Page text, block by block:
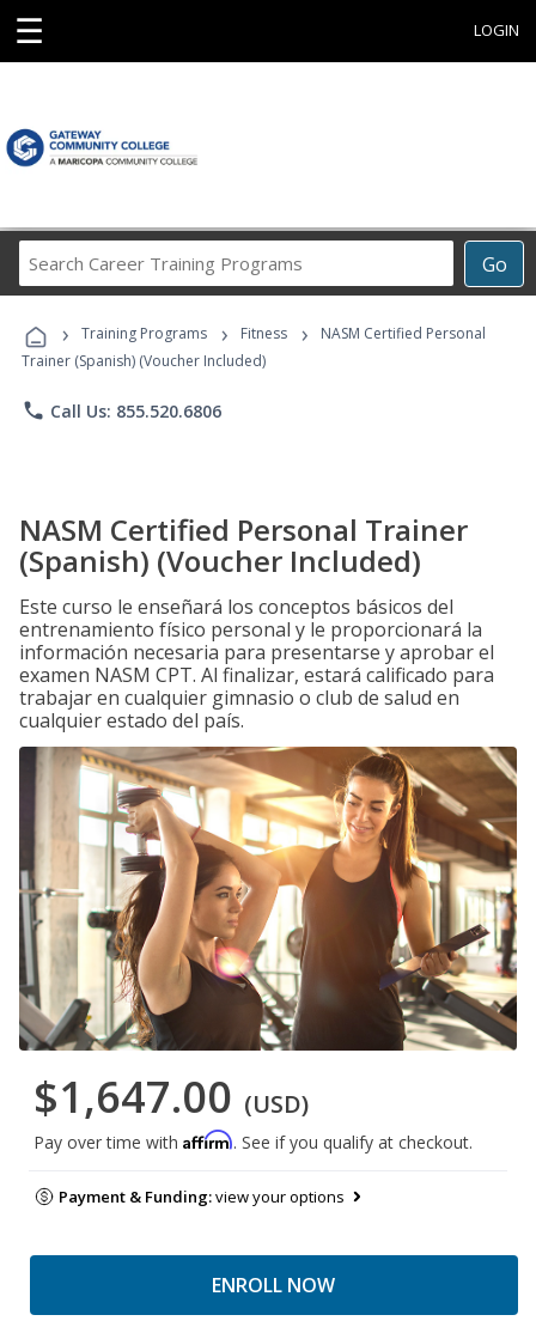
☰ LOGIN
Go
Career
Programs
› Training Programs › Fitness ›
NASM Certified Personal
Trainer (Spanish) (Voucher Included)
phone Call Us: 855.520.6806
NASM Certified Personal Trainer
(Spanish) (Voucher Included)
Este curso le enseñará los conceptos básicos del
entrenamiento físico personal y le proporcionará la
información necesaria para presentarse y aprobar el
examen NASM CPT. Al finalizar, estará calificado para
trabajar en cualquier gimnasio o club de salud en
cualquier estado del país.
$1,647.00 (USD)
Pay over time with Affirm. See if you qualify at checkout.
Payment & Funding:view your options
ENROLL NOW